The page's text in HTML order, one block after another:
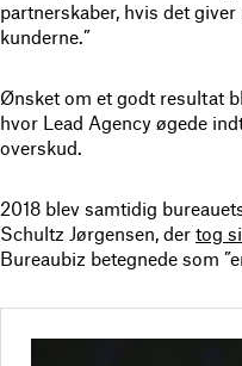
partnerskaber, hvis det
kunderne.”
Ønsket om et godt resultat
hvor Lead Agency øgede
overskud.
2018 blev samtidig
Schultz Jørgensen, der tog
Bureaubiz betegnede som